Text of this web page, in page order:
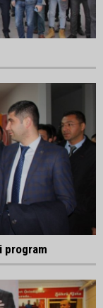
program